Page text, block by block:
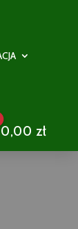
0,00 zł